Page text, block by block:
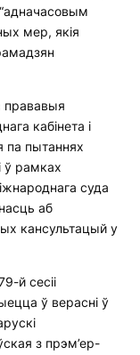
мер, якія
прававыя
кабінета і
па пытаннях
ў рамках
суда
аб
кансультацый у
й сесіі
ў верасні ў
з прэм’ер-